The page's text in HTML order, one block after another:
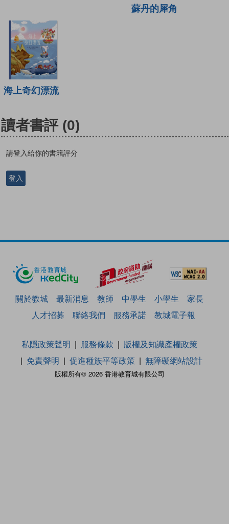
蘇丹的犀角
海上奇幻漂流
讀者書評 (0)
請登入給你的書籍評分
登入
關於教城 最新消息 教師 中學生 小學生
家長
人才招募
聯絡我們 服務承諾 教城電子報
版權所有© 2026 香港教育城有限公司
私隱政策聲明 服務條款
版權及知識產權政策
免責聲明
促進種族平等政策 無障礙網站設計